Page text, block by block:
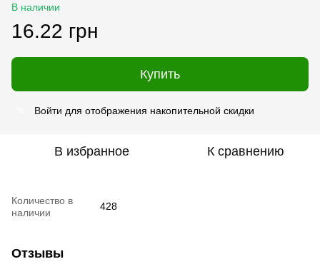
В наличии
16.22 грн
Купить
Войти для отображения накопительной скидки
В избранное К сравнению
Количество в
наличии
428
Отзывы